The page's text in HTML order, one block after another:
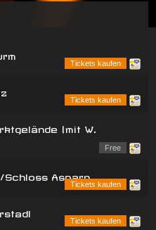
Tickets kaufen
Tickets kaufen
(mit W.
Free
Schloss Asparn
Tickets kaufen
Tickets kaufen